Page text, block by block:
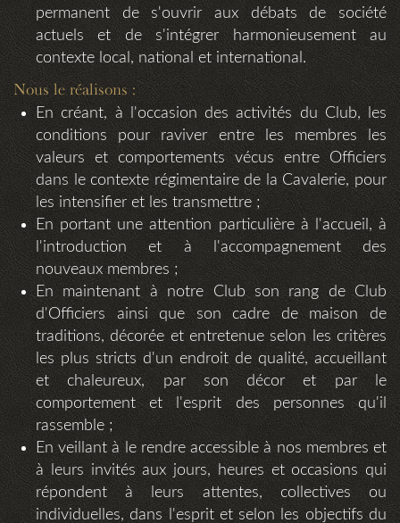
permanent de s'ouvrir aux débats de société
actuels et de s'intégrer harmonieusement au
contexte local, national et international.
Nous le réalisons :
En créant, à l'occasion des activités du Club, les
conditions pour raviver entre les membres les
valeurs et comportements vécus entre Officiers
dans le contexte régimentaire de la Cavalerie, pour
les intensifier et les transmettre ;
En portant une attention particulière à l'accueil, à
l'introduction et à l'accompagnement des
nouveaux membres ;
En maintenant à notre Club son rang de Club
d'Officiers ainsi que son cadre de maison de
traditions, décorée et entretenue selon les critères
les plus stricts d'un endroit de qualité, accueillant
et chaleureux, par son décor et par le
comportement et l'esprit des personnes qu'il
rassemble ;
En veillant à le rendre accessible à nos membres et
à leurs invités aux jours, heures et occasions qui
répondent à leurs attentes, collectives ou
individuelles, dans l'esprit et selon les objectifs du